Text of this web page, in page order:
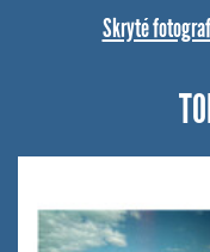
Skryté